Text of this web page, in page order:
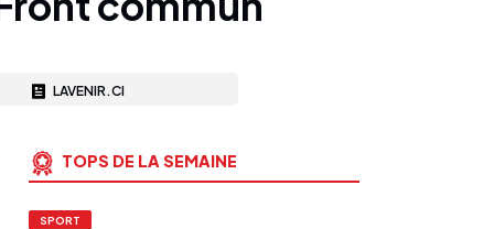
LAVENIR.CI
TOPS DE LA SEMAINE
SPORT